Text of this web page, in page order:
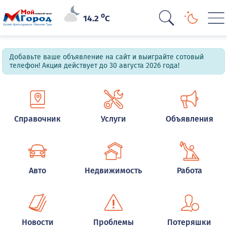
14.2oC
Добавьте ваше объявление на сайт и выиграйте сотовый
телефон! Акция действует до 30 августа 2026 года!
Справочник Услуги Объявления
Авто Недвижимость Работа
Новости Проблемы Потеряшки